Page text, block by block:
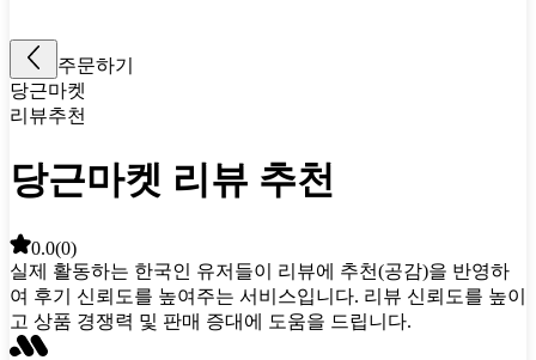
주문하기
당근마켓
리뷰추천
당근마켓 리뷰 추천
0.0(0)
실제 활동하는 한국인 유저들이 리뷰에 추천(공감)을 반영하
여 후기 신뢰도를 높여주는 서비스입니다. 리뷰 신뢰도를 높이
고 상품 경쟁력 및 판매 증대에 도움을 드립니다.